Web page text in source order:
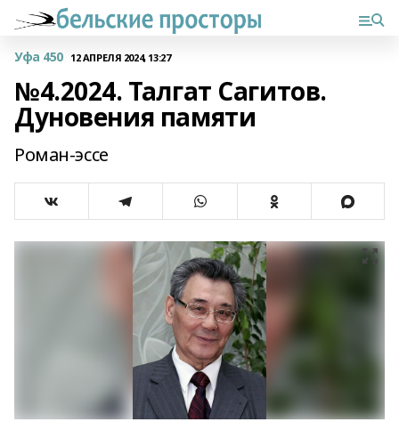
Уфа 450 12 АПРЕЛЯ 2024, 13:27
№4.2024. Талгат Сагитов.
Дуновения памяти
Роман-эссе